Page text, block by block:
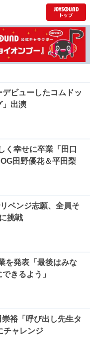
ビューしたコムドッ
」出演
く幸せに卒業「田口
田野優花＆平田梨
ベンジ志願、全員そ
挑戦
を発表「最後はみな
きるよう」
裕「呼び出し先生タ
チャレンジ